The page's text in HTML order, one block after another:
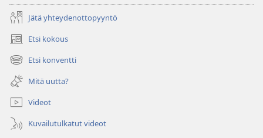
Jätä yhteydenottopyyntö
Etsi kokous
(avaa
uuden
ikkunan)
Etsi konventti
(avaa
uuden
ikkunan)
Mitä uutta?
Videot
Kuvailutulkatut videot